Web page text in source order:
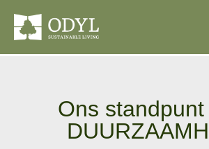
Ons